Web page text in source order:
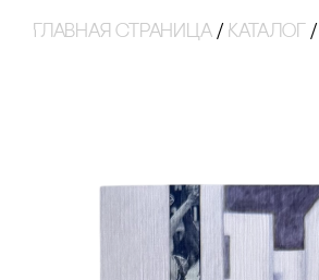
Главная страница / Каталог /